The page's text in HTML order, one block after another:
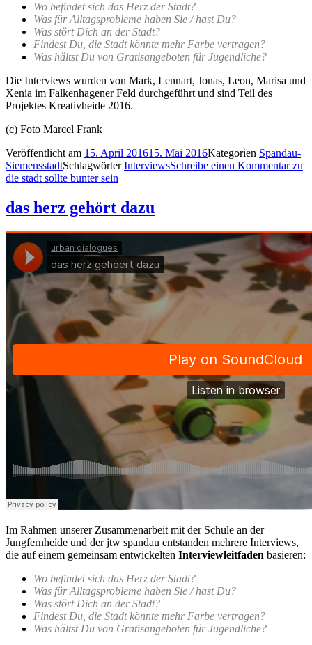
Wo befindet sich das Herz der Stadt?
Was für Alltagsprobleme haben Sie / hast Du?
Was stört Dich an der Stadt?
Findest Du, die Stadt könnte mehr Farbe vertragen?
Was hältst Du von Gratisangeboten für Jugendliche?
Die Interviews wurden von Mark, Lennart, Jonas, Leon, Marisa und
Xenia im Falkenhagener Feld durchgeführt und sind Teil des
Projektes Kreativheide 2016.
(c) Foto Marcel Frank
Veröffentlicht am 15. April 201615. Mai 2016Kategorien Spandau-
SiemensstadtSchlagwörterInterviewsSchreibe einen Kommentarzu
die stadt sollte bunter sein
das herz gehört dazu
Im Rahmen unserer Zusammenarbeit mit der Schule an der
Jungfernheide und der jtw spandau entstanden mehrere Interviews,
die auf einem gemeinsam entwickelten Interviewleitfaden basieren:
Wo befindet sich das Herz der Stadt?
Was für Alltagsprobleme haben Sie / hast Du?
Was stört Dich an der Stadt?
Findest Du, die Stadt könnte mehr Farbe vertragen?
Was hältst Du von Gratisangeboten für Jugendliche?